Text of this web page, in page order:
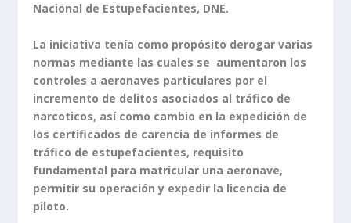
Nacional de Estupefacientes, DNE.
La iniciativa tenía como propósito derogar varias
normas mediante las cuales se aumentaron los
controles a aeronaves particulares por el
incremento de delitos asociados al tráfico de
narcoticos, así como cambio en la expedición de
los certificados de carencia de informes de
tráfico de estupefacientes, requisito
fundamental para matricular una aeronave,
permitir su operación y expedir la licencia de
piloto.